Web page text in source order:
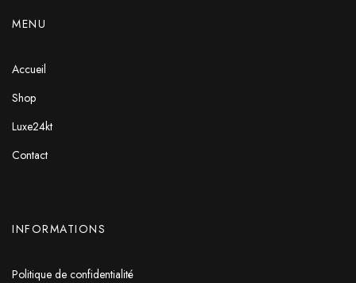
MENU
Accueil
Shop
Luxe24kt
Contact
INFORMATIONS
Politique de confidentialité